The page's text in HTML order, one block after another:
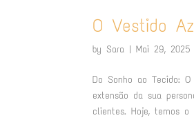
O Vestido
bySara |Mai 29, 2025
Do Sonho ao Tecido:
extensão da sua
clientes. Hoje, temos o